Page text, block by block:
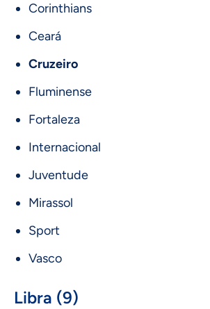
Corinthians
Ceará
Cruzeiro
Fluminense
Fortaleza
Internacional
Juventude
Mirassol
Sport
Vasco
Libra (9)